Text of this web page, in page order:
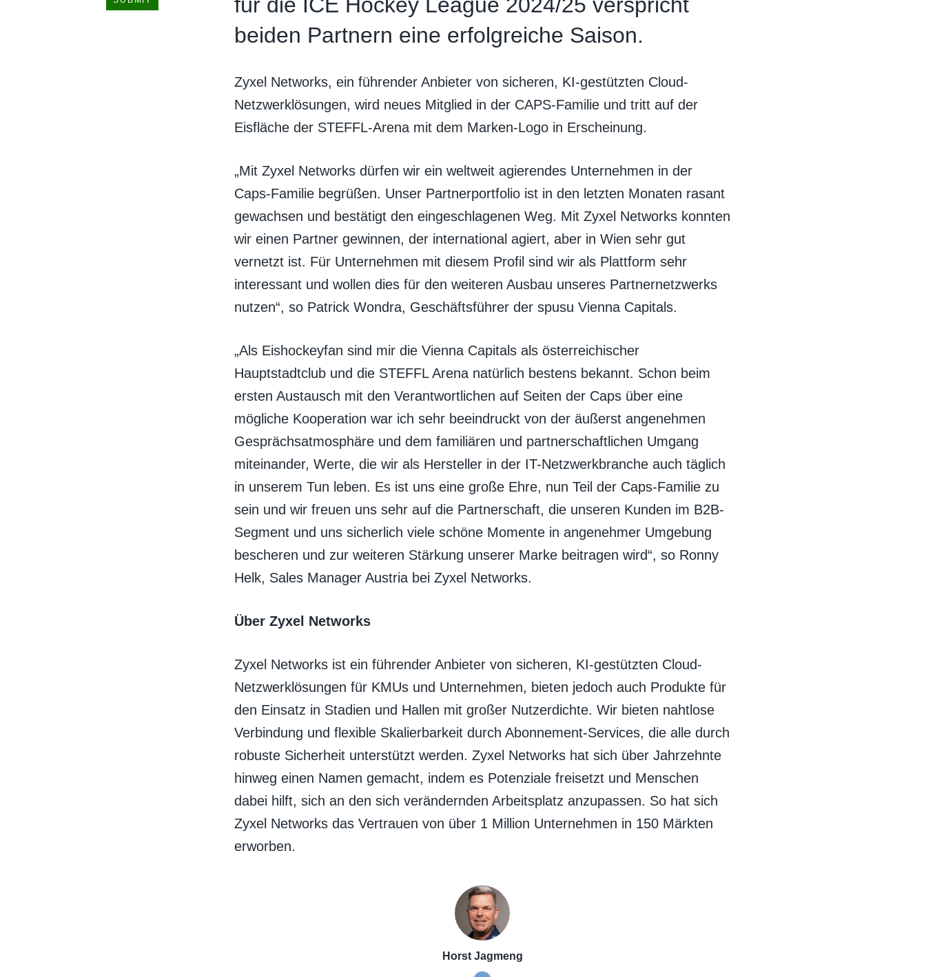
beiden Partnern eine erfolgreiche Saison.
Zyxel Networks, ein führender Anbieter von sicheren, KI-gestützten Cloud-
Netzwerklösungen, wird neues Mitglied in der CAPS-Familie und tritt auf der
Eisfläche der STEFFL-Arena mit dem Marken-Logo in Erscheinung.
„Mit Zyxel Networks dürfen wir ein weltweit agierendes Unternehmen in der
Caps-Familie begrüßen. Unser Partnerportfolio ist in den letzten Monaten rasant
gewachsen und bestätigt den eingeschlagenen Weg. Mit Zyxel Networks konnten
wir einen Partner gewinnen, der international agiert, aber in Wien sehr gut
vernetzt ist. Für Unternehmen mit diesem Profil sind wir als Plattform sehr
interessant und wollen dies für den weiteren Ausbau unseres Partnernetzwerks
nutzen“, so Patrick Wondra, Geschäftsführer der spusu Vienna Capitals.
„Als Eishockeyfan sind mir die Vienna Capitals als österreichischer
Hauptstadtclub und die STEFFL Arena natürlich bestens bekannt. Schon beim
ersten Austausch mit den Verantwortlichen auf Seiten der Caps über eine
mögliche Kooperation war ich sehr beeindruckt von der äußerst angenehmen
Gesprächsatmosphäre und dem familiären und partnerschaftlichen Umgang
miteinander, Werte, die wir als Hersteller in der IT-Netzwerkbranche auch täglich
in unserem Tun leben. Es ist uns eine große Ehre, nun Teil der Caps-Familie zu
sein und wir freuen uns sehr auf die Partnerschaft, die unseren Kunden im B2B-
Segment und uns sicherlich viele schöne Momente in angenehmer Umgebung
bescheren und zur weiteren Stärkung unserer Marke beitragen wird“, so Ronny
Helk, Sales Manager Austria bei Zyxel Networks.
Über Zyxel Networks
Zyxel Networks ist ein führender Anbieter von sicheren, KI-gestützten Cloud-
Netzwerklösungen für KMUs und Unternehmen, bieten jedoch auch Produkte für
den Einsatz in Stadien und Hallen mit großer Nutzerdichte. Wir bieten nahtlose
Verbindung und flexible Skalierbarkeit durch Abonnement-Services, die alle durch
robuste Sicherheit unterstützt werden. Zyxel Networks hat sich über Jahrzehnte
hinweg einen Namen gemacht, indem es Potenziale freisetzt und Menschen
dabei hilft, sich an den sich verändernden Arbeitsplatz anzupassen. So hat sich
Zyxel Networks das Vertrauen von über 1 Million Unternehmen in 150 Märkten
erworben.
Horst Jagmeng